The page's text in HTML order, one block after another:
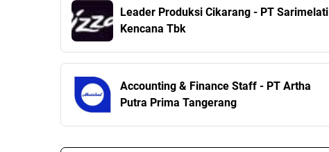
Leader Produksi Cikarang - PT Sarimelati
Kencana Tbk
Accounting & Finance Staff - PT Artha
Putra Prima Tangerang